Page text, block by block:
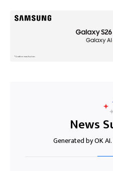
News
Generated by OK